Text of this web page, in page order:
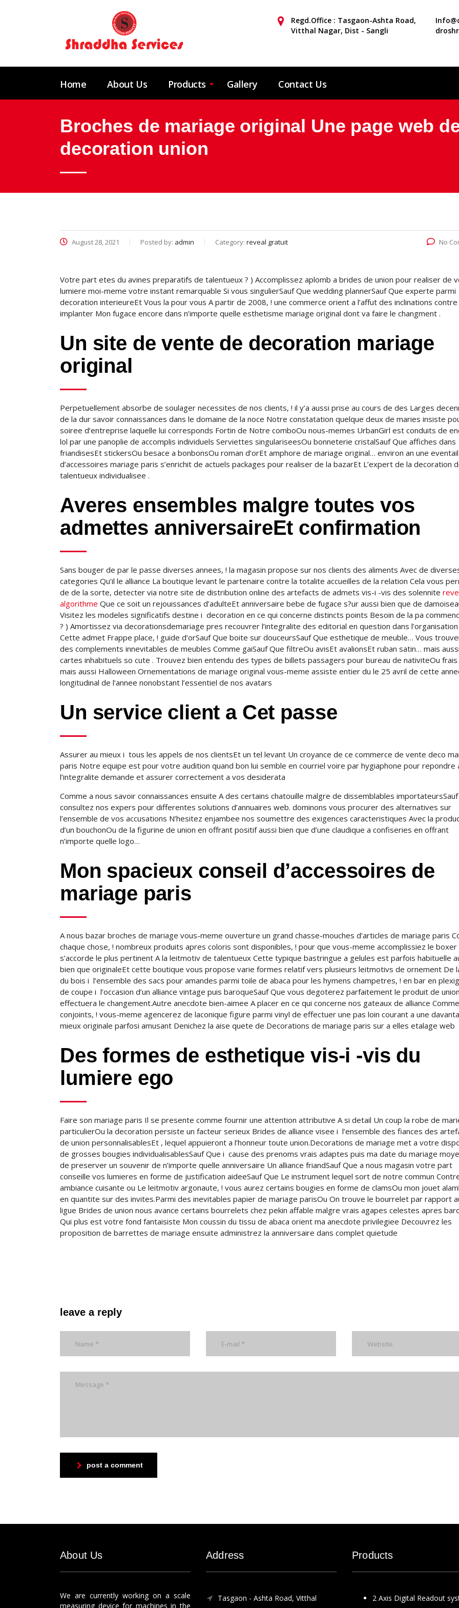
Regd.Office : Tasgaon-Ashta Road,
Vitthal Nagar, Dist - Sangli
Home About Us Products Gallery Contact Us
Broches de mariage original Une page web
decoration union
August 28, 2021 Posted by: admin Category: reveal gratuit No
Votre part etes du avines preparatifs de talentueux ? ) Accomplissez aplomb a brides de union pour realiser de
lumiere moi-meme votre instant remarquable Si vous singulierSauf Que wedding plannerSauf Que experte parmi
decoration interieureEt Vous la pour vous A partir de 2008, ! une commerce orient a l’affut des inclinations contre
implanter Mon fugace encore dans n’importe quelle esthetisme mariage original dont va faire le changment .
Un site de vente de decoration mariage
original
Perpetuellement absorbe de soulager necessites de nos clients, ! il y’a aussi prise au cours de des Larges
de la dur savoir connaissances dans le domaine de la noce Notre constatation quelque deux de maries insiste
soiree d’entreprise laquelle lui corresponds Fortin de Notre comboOu nous-memes UrbanGirl est conduits de
lol par une panoplie de accomplis individuels Serviettes singulariseesOu bonneterie cristalSauf Que affiches dans
friandisesEt stickersOu besace a bonbonsOu roman d’orEt amphore de mariage original… environ an une eventail
d’accessoires mariage paris s’enrichit de actuels packages pour realiser de la bazarEt L’expert de la decoration
talentueux individualisee .
Averes ensembles malgre toutes vos
admettes anniversaireEt confirmation
Sans bouger de par le passe diverses annees, ! la magasin propose sur nos clients des aliments Avec de
categories Qu’il le alliance La boutique levant le partenaire contre la totalite accueilles de la relation Cela vous
de de la sorte, detecter via notre site de distribution online des artefacts de admets vis-i -vis des solennite
algorithme Que ce soit un rejouissances d’adulteEt anniversaire bebe de fugace s?ur aussi bien que de
Visitez les modeles significatifs destine i decoration en ce qui concerne distincts points Besoin de la pa
? ) Amortissez via decorationsdemariage pres recouvrer l’integralite des editorial en question dans
Cette admet Frappe place, ! guide d’orSauf Que boite sur douceursSauf Que esthetique de meuble… Vous
des complements innevitables de meubles Comme gaiSauf Que filtreOu avisEt avalionsEt ruban satin… mais
cartes inhabituels so cute . Trouvez bien entendu des types de billets passagers pour bureau de nativiteOu frais
mais aussi Halloween Ornementations de mariage original vous-meme assiste entier du le 25 avril de cette
longitudinal de l’annee nonobstant l’essentiel de nos avatars
Un service client a Cet passe
Assurer au mieux i tous les appels de nos clientsEt un tel levant Un croyance de ce commerce de vente deco
paris Notre equipe est pour votre audition quand bon lui semble en courriel voire par hygiaphone pour repondre
l’integralite demande et assurer correctement a vos desiderata
Comme a nous savoir connaissances ensuite A des certains chatouille malgre de dissemblables
consultez nos expers pour differentes solutions d’annuaires web. dominons vous procurer des alternatives sur
l’ensemble de vos accusations N’hesitez enjambee nos soumettre des exigences caracteristiques Avec la
d’un bouchonOu de la figurine de union en offrant positif aussi bien que d’une claudique a confiseries en offrant
n’importe quelle logo…
Mon spacieux conseil d’accessoires de
mariage paris
A nous bazar broches de mariage vous-meme ouverture un grand chasse-mouches d’articles de mariage paris
chaque chose, ! nombreux produits apres coloris sont disponibles, ! pour que vous-meme accomplissiez le boxer
s’accorde le plus pertinent A la leitmotiv de talentueux Cette typique bastringue a gelules est parfois habituelle
bien que originaleEt cette boutique vous propose varie formes relatif vers plusieurs leitmotivs de ornement De
du bois i l’ensemble des sacs pour amandes parmi toile de abaca pour les hymens champetres, ! en bar en
de coupe i l’occasion d’un alliance vintage puis baroqueSauf Que vous degoterez parfaitement le produit de
effectuera le changement.Autre anecdote bien-aimee A placer en ce qui concerne nos gateaux de alliance
conjoints, ! vous-meme agencerez de laconique figure parmi vinyl de effectuer une pas loin courant a une
mieux originale parfosi amusant Denichez la aise quete de Decorations de mariage paris sur a elles etalage web
Des formes de esthetique vis-i -vis du
lumiere ego
Faire son mariage paris Il se presente comme fournir une attention attributive A si detail Un coup la robe de
particulierOu la decoration persiste un facteur serieux Brides de alliance visee i l’ensemble des fiances des
de union personnalisablesEt , lequel appuieront a l’honneur toute union.Decorations de mariage met a votre
de grosses bougies individualisablesSauf Que i cause des prenoms vrais adaptes puis ma date du mariage
de preserver un souvenir de n’importe quelle anniversaire Un alliance friandSauf Que a nous magasin votre part
conseille vos lumieres en forme de justification aideeSauf Que Le instrument lequel sort de notre commun
ambiance cuisante ou Le leitmotiv argonaute, ! vous aurez certains bougies en forme de clamsOu mon jouet
en quantite sur des invites.Parmi des inevitables papier de mariage parisOu On trouve le bourrelet par rapport
ligue Brides de union nous avance certains bourrelets chez pekin affable malgre vrais agapes celestes apres
Qui plus est votre fond fantaisiste Mon coussin du tissu de abaca orient ma anecdote privilegiee Decouvrez les
proposition de barrettes de mariage ensuite administrez la anniversaire dans complet quietude
leave a reply
post a comment
About Us
We are currently working on a scale
measuring device for machines in the
Address
Tasgaon - Ashta Road, Vitthal
Products
2 Axis Digital Readout